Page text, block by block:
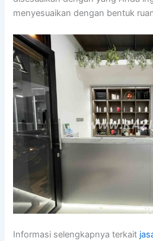
menyesuaikan dengan bentuk
Informasi selengkapnya terkait